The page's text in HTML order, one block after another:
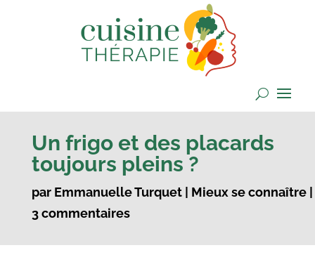
Un frigo et des placards
toujours pleins ?
par Emmanuelle Turquet| Mieux se connaître|
3 commentaires